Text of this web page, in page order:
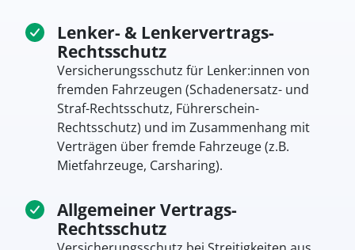
Lenker- & Lenkervertrags-
Rechtsschutz
Versicherungsschutz für Lenker:innen von
fremden Fahrzeugen (Schadenersatz- und
Straf-Rechtsschutz, Führerschein-
Rechtsschutz) und im Zusammenhang mit
Verträgen über fremde Fahrzeuge (z.B.
Mietfahrzeuge, Carsharing).
Allgemeiner Vertrags-
Rechtsschutz